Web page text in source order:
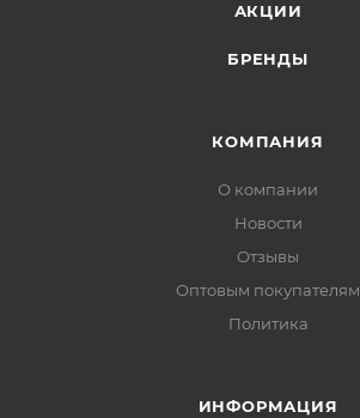
АКЦИИ
БРЕНДЫ
КОМПАНИЯ
О компании
Новости
Отзывы
Оптовым покупателям
Политика
ИНФОРМАЦИЯ